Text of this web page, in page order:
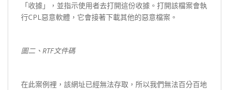
「收據」，並指示使用者去打開這份收據。打開該檔案會執
行CPL惡意軟體，它會接著下載其他的惡意檔案。
圖二、RTF文件碼
在此案例裡，該網址已經無法存取，所以我們無法百分百地